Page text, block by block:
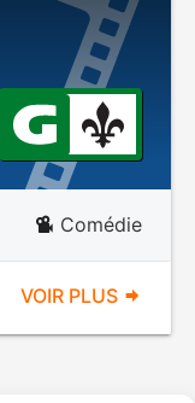
Comédie
VOIR PLUS